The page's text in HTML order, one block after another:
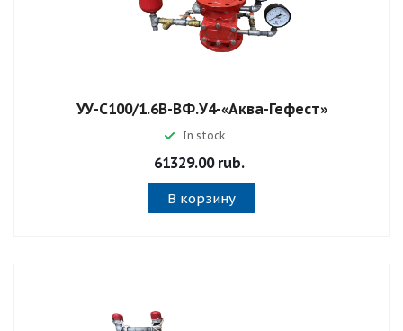
УУ-С100/1.6В-ВФ.У4-«Аква-Гефест»
In stock
61329.00 rub.
В корзину